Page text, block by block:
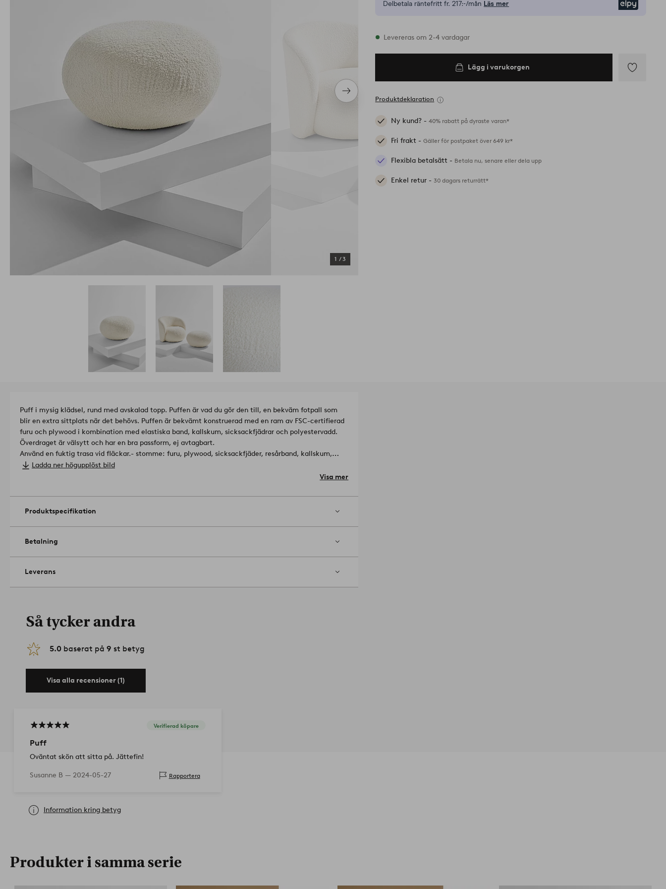
Nästa
produkt
1 /3
Delbetala räntefritt fr.217:-/mån Läs mer
I lager
Levereras om 2-4 vardagar
Lägg i varukorgen
Produktdeklaration
Ny kund? -40% rabatt på dyraste varan*
Fri frakt -Gäller för postpaket över 649 kr*
Flexibla betalsätt - Betala nu, senare eller dela upp
Enkel retur -30 dagars returrätt*
Puff i mysig klädsel, rund med avskalad topp. Puffen är vad du gör den till, en bekväm fotpall som
blir en extra sittplats när det behövs. Puffen är bekvämt konstruerad med en ram av FSC-certifierad
furu och plywood i kombination med elastiska band, kallskum, sicksackfjädrar och polyestervadd.
Överdraget är välsytt och har en bra passform, ej avtagbart.
Använd en fuktig trasa vid fläckar.- stomme: furu, plywood, sicksackfjäder, resårband, kallskum,
polyestervadd
att den innehåller trä som avverkats i ett ansvarsfullt skogsbruk som tar hänsyn till människor och
miljö.Artikelnummer: 1663847-01-0
Ladda ner högupplöst bild
Visa mer
Produktspecifikation
Betalning
Leverans
Så tycker andra
5.0 baserat på 9 st betyg
Visa alla recensioner (1)
Verifierad köpare
Puff
Oväntat skön att sitta på. Jättefin!
Susanne B — 2024-05-27 Rapportera
Information kring betyg
Produkter i samma serie